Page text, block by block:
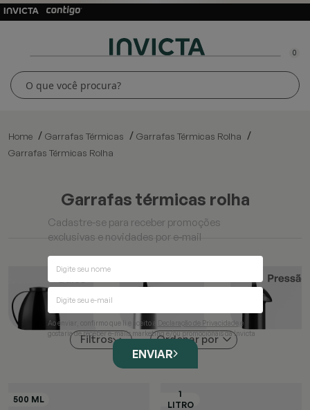
0
Home Garrafas Térmicas
Garrafas Térmicas Rolha
Garrafas Térmicas Rolha
garrafas térmicas rolha
Filtros Ordenar por
Cadastre-se para receber promoções
exclusivas e novidades por e-mail
Ao enviar, confirmo que li e aceito a Declaração de Privacidade
e
gostaria de receber e-mails marketing e/ou promocionais da Invicta
ENVIAR